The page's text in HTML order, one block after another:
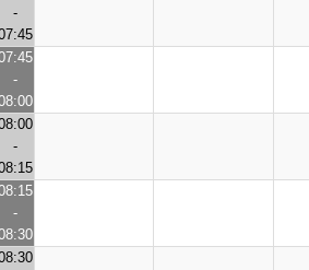
-
-
-
-